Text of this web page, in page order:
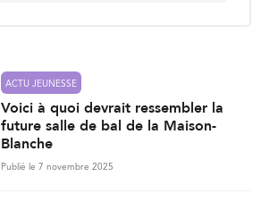
ACTU JEUNESSE
Voici à quoi devrait ressembler la
future salle de bal de la Maison-
Blanche
Publié le 7 novembre 2025